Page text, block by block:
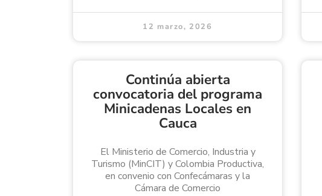
12 marzo, 2026
Continúa abierta
convocatoria del programa
Minicadenas Locales en
Cauca
El Ministerio de Comercio, Industria y
Turismo (MinCIT) y Colombia Productiva,
en convenio con Confecámaras y la
Cámara de Comercio